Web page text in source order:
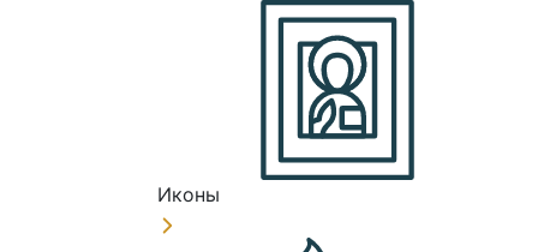
Иконы